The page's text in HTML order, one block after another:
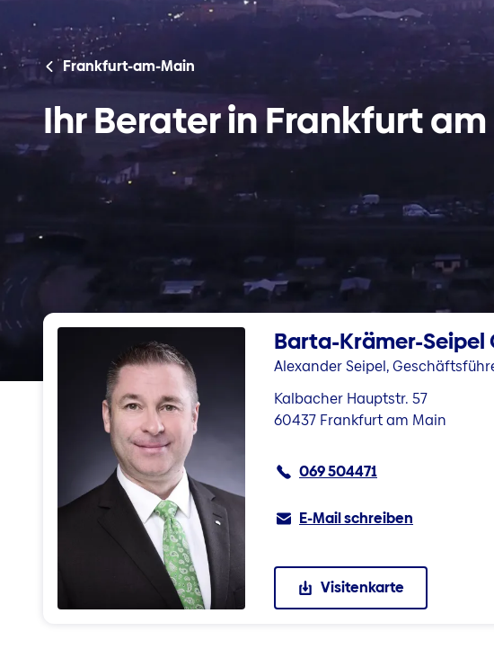
Frankfurt-am-Main
Ihr Berater in Frankfurt
Barta-Krämer-Seipel
Alexander Seipel,
Kalbacher Hauptstr. 57
60437 Frankfurt am Main
069 504471
E-Mail schreiben
Visitenkarte